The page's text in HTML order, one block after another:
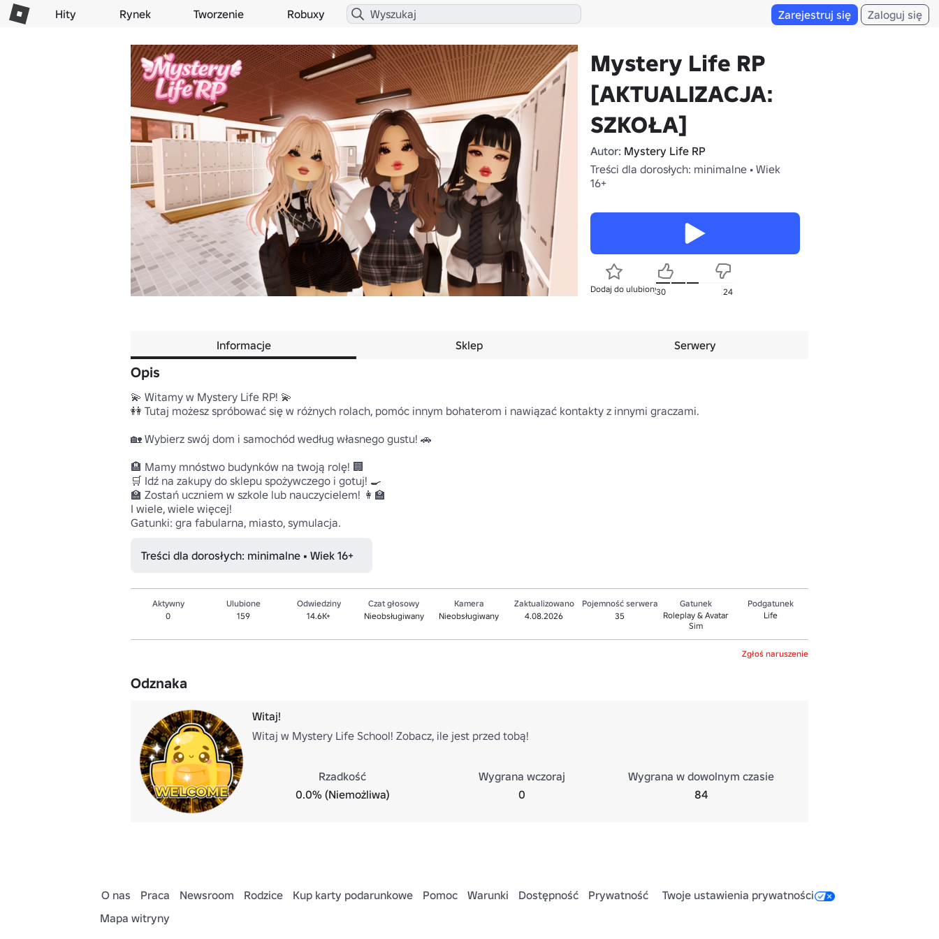
Hity Rynek Tworzenie Robuxy Zarejestruj się Zaloguj się
Mystery Life RP
[AKTUALIZACJA:
SZKOŁA]
Autor: Mystery Life RP
Treści dla dorosłych: minimalne • Wiek
16+
Dodaj do ulubionych
30 24
Informacje Sklep Serwery
Opis
💫 Witamy w Mystery Life RP! 💫
👭 Tutaj możesz spróbować się w różnych rolach, pomóc innym bohaterom i nawiązać kontakty z innymi graczami.
🏡 Wybierz swój dom i samochód według własnego gustu! 🚗
🏨 Mamy mnóstwo budynków na twoją rolę! 🏢
🛒 Idź na zakupy do sklepu spożywczego i gotuj! 🍳
🏫 Zostań uczniem w szkole lub nauczycielem! 👩‍🏫
I wiele, wiele więcej!
Gatunki: gra fabularna, miasto, symulacja.
Treści dla dorosłych: minimalne • Wiek 16+
Aktywny
0
Ulubione
159
Odwiedziny
14.6K+
Czat głosowy
Nieobsługiwany
Kamera
Nieobsługiwany
Zaktualizowano
4.08.2026
Pojemność serwera
35
Gatunek
Roleplay & Avatar
Sim
Podgatunek
Life
Zgłoś naruszenie
Odznaka
Witaj!
Witaj w Mystery Life School! Zobacz, ile jest przed tobą!
Rzadkość
0.0% (Niemożliwa)
Wygrana wczoraj
0
Wygrana w dowolnym czasie
84
O nas Praca Newsroom Rodzice Kup karty podarunkowe Pomoc Warunki Dostępność Prywatność
Twoje ustawienia prywatności
Mapa witryny